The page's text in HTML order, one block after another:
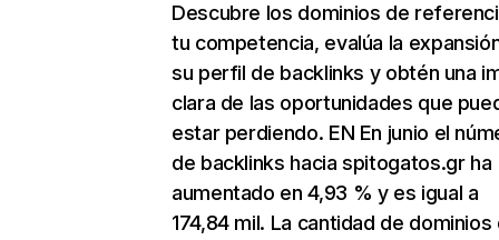
Descubre los dominios de
tu competencia, evalúa la
su perfil de backlinks y obtén una
clara de las oportunidades que
estar perdiendo. EN En junio el
de backlinks hacia spitogatos.gr ha
aumentado en 4,93 % y es igual a
174,84 mil. La cantidad de dominios